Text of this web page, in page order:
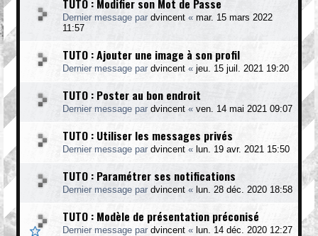
TUTO : Modifier son Mot de Passe
Dernier message par dvincent « mar. 15 mars 2022
11:57
TUTO : Ajouter une image à son profil
Dernier message par dvincent « jeu. 15 juil. 2021 19:20
TUTO : Poster au bon endroit
Dernier message par dvincent « ven. 14 mai 2021 09:07
TUTO : Utiliser les messages privés
Dernier message par dvincent « lun. 19 avr. 2021 15:50
TUTO : Paramétrer ses notifications
Dernier message par dvincent « lun. 28 déc. 2020 18:58
TUTO : Modèle de présentation préconisé
Dernier message par dvincent « lun. 14 déc. 2020 12:27